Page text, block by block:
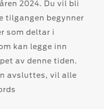
2024. Du vil bli
tilgangen begynner
som deltar i
kan legge inn
av denne tiden.
avsluttes, vil alle